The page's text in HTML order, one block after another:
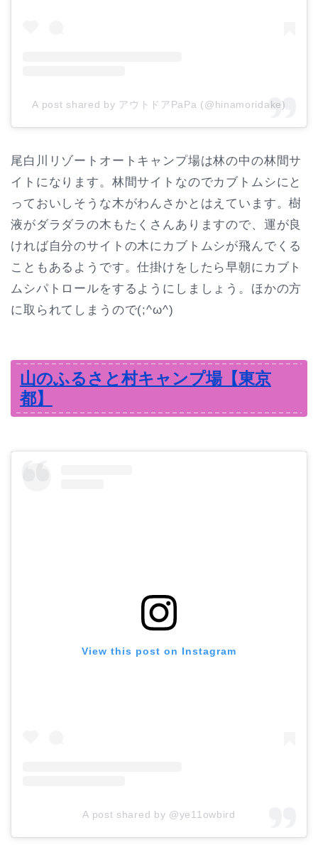
A post shared by アウトドアPaPa (@hinamoridake)
尾白川リゾートオートキャンプ場は林の中の林間サ
イトになります。林間サイトなのでカブトムシにと
っておいしそうな木がわんさかとはえています。樹
液がダラダラの木もたくさんありますので、運が良
ければ自分のサイトの木にカブトムシが飛んでくる
こともあるようです。仕掛けをしたら早朝にカブト
ムシパトロールをするようにしましょう。ほかの方
に取られてしまうので(;^ω^)
山のふるさと村キャンプ場【東京
都】
View this post on Instagram
A post shared by @ye11owbird